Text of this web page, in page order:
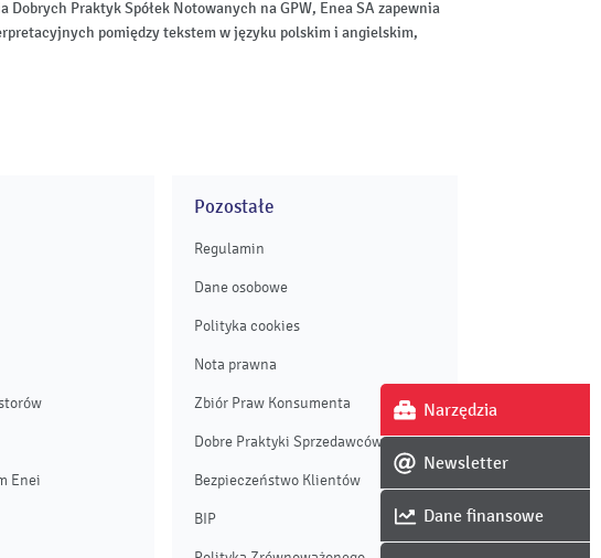
Narzędzia
Newsletter
Dane finansowe
Praktyk Spółek Notowanych na GPW, Enea SA zapewnia
pomiędzy tekstem w języku polskim i angielskim,
Enei
Pozostałe
Regulamin
Dane osobowe
Polityka cookies
Nota prawna
Zbiór Praw Konsumenta
Dobre Praktyki Sprzedawców
Bezpieczeństwo Klientów
BIP